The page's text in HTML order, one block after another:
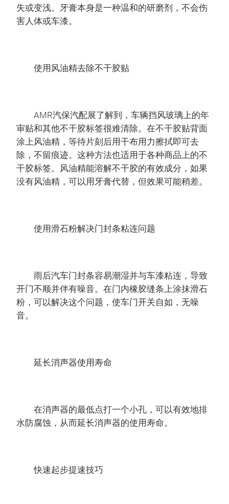
失或变浅。牙膏本身是一种温和的研磨剂，不会伤
害人体或车漆。
使用风油精去除不干胶贴
AMR汽保汽配展了解到，车辆挡风玻璃上的年
审贴和其他不干胶标签很难清除。在不干胶贴背面
涂上风油精，等待片刻后用干布用力擦拭即可去
除，不留痕迹。这种方法也适用于各种商品上的不
干胶标签。风油精能溶解不干胶的有效成分，如果
没有风油精，可以用牙膏代替，但效果可能稍差。
使用滑石粉解决门封条粘连问题
雨后汽车门封条容易潮湿并与车漆粘连，导致
开门不顺并伴有噪音。在门内橡胶缝条上涂抹滑石
粉，可以解决这个问题，使车门开关自如，无噪
音。
延长消声器使用寿命
在消声器的最低点打一个小孔，可以有效地排
水防腐蚀，从而延长消声器的使用寿命。
快速起步提速技巧